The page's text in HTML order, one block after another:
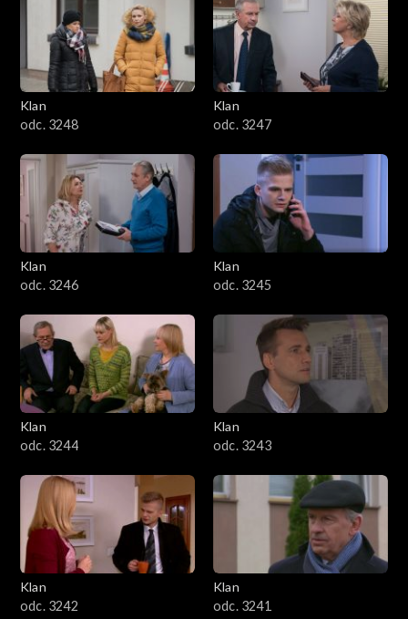
Klan
odc. 3248
Klan
odc. 3247
Klan
odc. 3246
Klan
odc. 3245
Klan
odc. 3244
Klan
odc. 3243
Klan
odc. 3242
Klan
odc. 3241